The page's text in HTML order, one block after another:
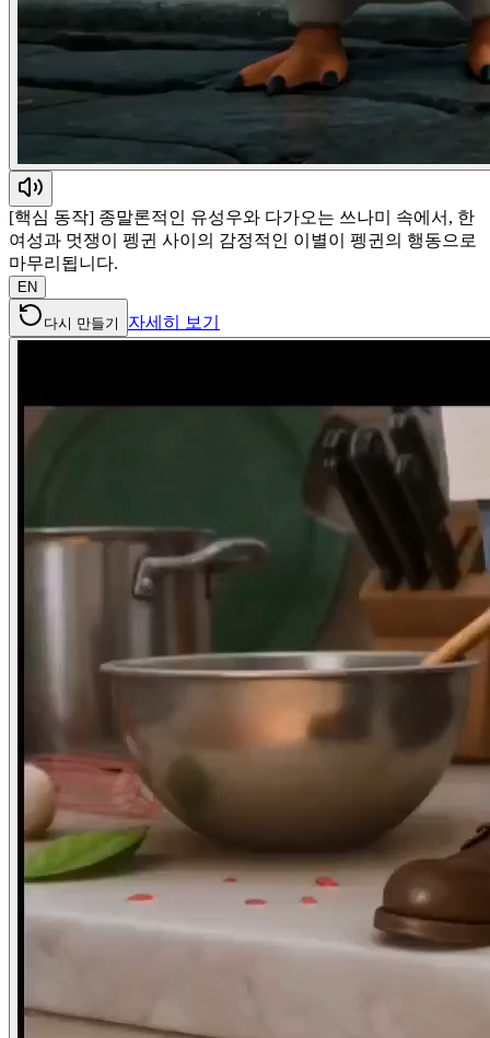
[핵심 동작] 종말론적인 유성우와 다가오는 쓰나미 속에서, 한
여성과 멋쟁이 펭귄 사이의 감정적인 이별이 펭귄의 행동으로
마무리됩니다.
EN
다시 만들기 자세히 보기